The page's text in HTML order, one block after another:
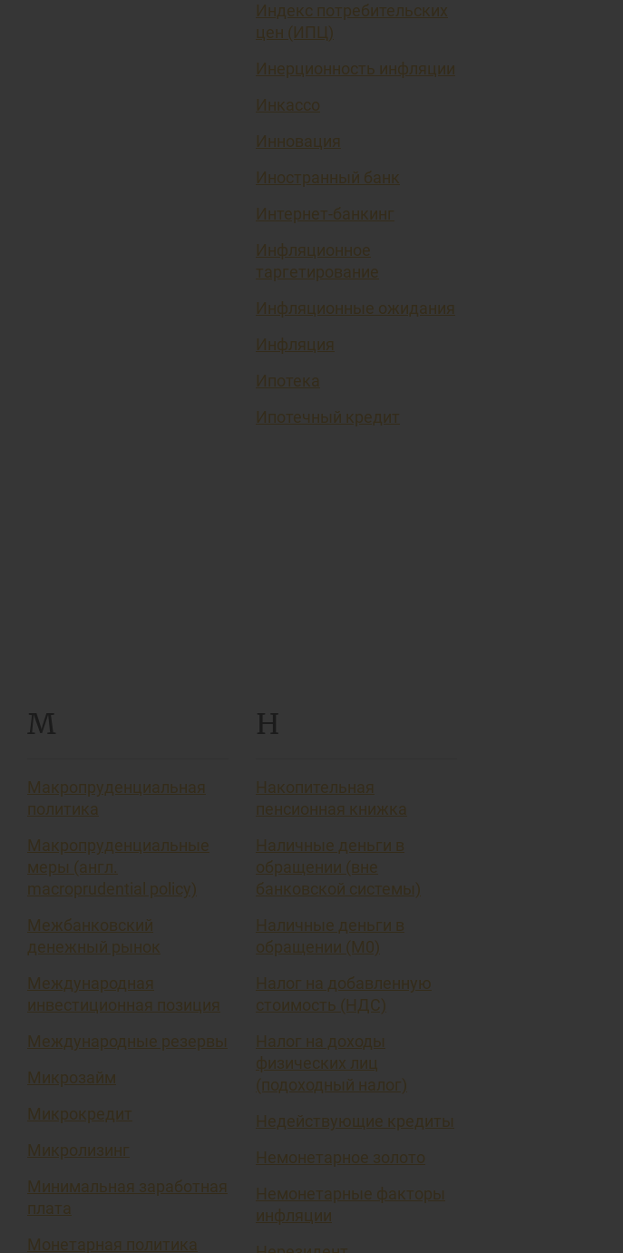
Индекс потребительских
цен (ИПЦ)
Инерционность инфляции
Инкассо
Инновация
Иностранный банк
Интернет-банкинг
Инфляционное
таргетирование
Инфляционные ожидания
Инфляция
Ипотека
Ипотечный кредит
М
Макропруденциальная
политика
Макропруденциальные
меры (англ.
macroprudential policy)
Межбанковский
денежный рынок
Международная
инвестиционная позиция
Международные резервы
Микрозайм
Микрокредит
Микролизинг
Минимальная заработная
плата
Монетарная политика
Н
Накопительная
пенсионная книжка
Наличные деньги в
обращении (вне
банковской системы)
Наличные деньги в
обращении (М0)
Налог на добавленную
стоимость (НДС)
Налог на доходы
физических лиц
(подоходный налог)
Недействующие кредиты
Немонетарное золото
Немонетарные факторы
инфляции